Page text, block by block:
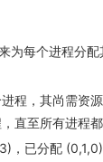
每个进程分
程，其尚需资
直至所有进程
，已分配